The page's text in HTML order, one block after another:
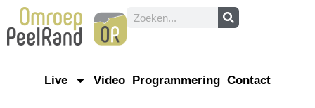
Live Video Programmering Contact